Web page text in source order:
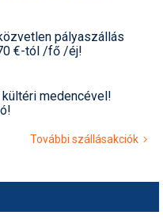
pályaszállás
€-tól /fő /éj!
medencével!
További szállásakciók